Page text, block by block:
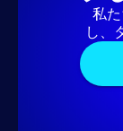
私
し、